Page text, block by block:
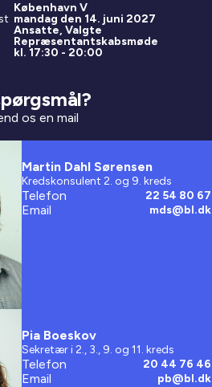
København V
mandag den 14. juni 2027
Ansatte, Valgte
Repræsentantskabsmøde
kl. 17:30 - 20:00
os en mail
Martin Dahl Sørensen
Kredskonsulent 2. og 9. kreds
Telefon 22 54 80 67
Email mds@bl.dk
Pia Boeskov
Sekretær i 2., 3., 9. og 11. kreds
Telefon 20 44 76 46
Email pb@bl.dk